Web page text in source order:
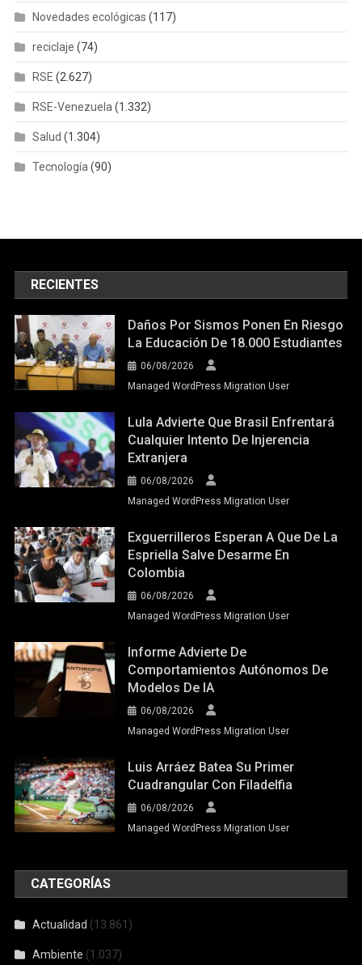
Novedades ecológicas (117)
reciclaje (74)
RSE (2.627)
RSE-Venezuela (1.332)
Salud (1.304)
Tecnología (90)
RECIENTES
Daños Por Sismos Ponen En Riesgo
La Educación De 18.000 Estudiantes
06/08/2026
Managed WordPress Migration User
Lula Advierte Que Brasil Enfrentará
Cualquier Intento De Injerencia
Extranjera
06/08/2026
Managed WordPress Migration User
Exguerrilleros Esperan A Que De La
Espriella Salve Desarme En
Colombia
06/08/2026
Managed WordPress Migration User
Informe Advierte De
Comportamientos Autónomos De
Modelos De IA
06/08/2026
Managed WordPress Migration User
Luis Arráez Batea Su Primer
Cuadrangular Con Filadelfia
06/08/2026
Managed WordPress Migration User
CATEGORÍAS
Actualidad (13.861)
Ambiente (1.037)